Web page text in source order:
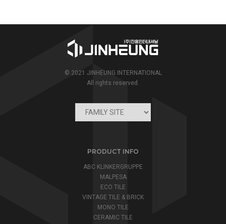
© 2021 JINHEUNG INTERNATIONAL
All rights reserved.
PRODUCT INFO
ABC KLINKERGRUPPE
MALPESA
ECO TILE
VINTAGE TILE & BRICK
MONO TILE
CERAMIC TILE